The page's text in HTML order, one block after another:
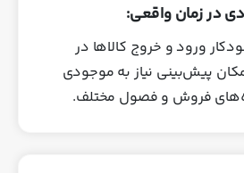
در زمان واقعی:
ورود و خروج کالاها در
پیش‌بینی نیاز به موجودی
فروش و فصول مختلف.